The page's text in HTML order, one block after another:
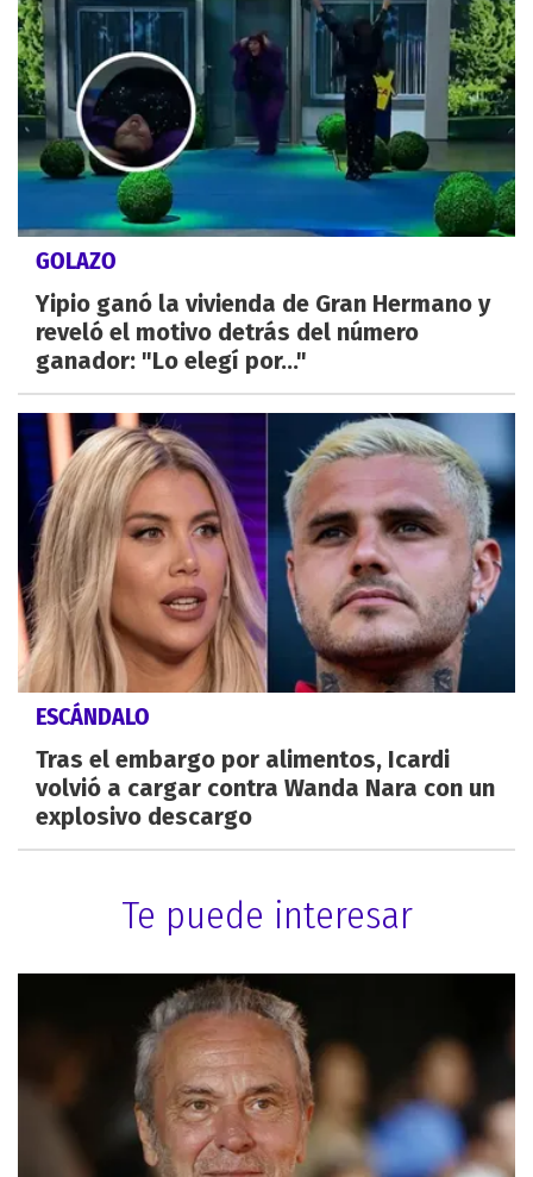
GOLAZO
Yipio ganó la vivienda de Gran Hermano y
reveló el motivo detrás del número
ganador: "Lo elegí por..."
ESCÁNDALO
Tras el embargo por alimentos, Icardi
volvió a cargar contra Wanda Nara con un
explosivo descargo
Te puede interesar